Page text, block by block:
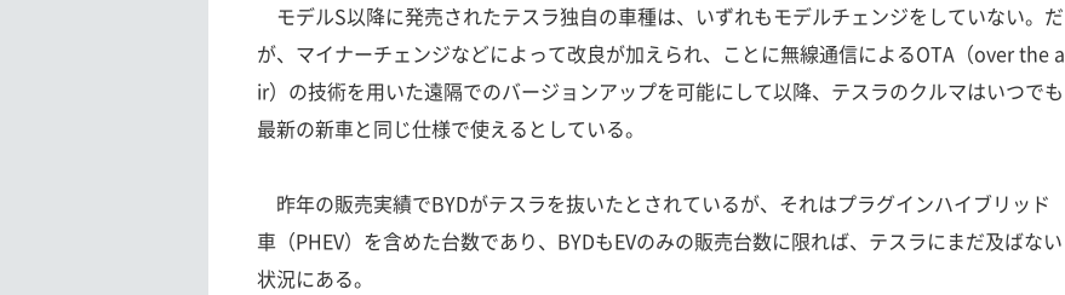
モデルS以降に発売されたテスラ独自の車種は、いずれもモデルチェンジをしていない。だ
が、マイナーチェンジなどによって改良が加えられ、ことに無線通信によるOTA（over the a
ir）の技術を用いた遠隔でのバージョンアップを可能にして以降、テスラのクルマはいつでも
最新の新車と同じ仕様で使えるとしている。
昨年の販売実績でBYDがテスラを抜いたとされているが、それはプラグインハイブリッド
車（PHEV）を含めた台数であり、BYDもEVのみの販売台数に限れば、テスラにまだ及ばない
状況にある。